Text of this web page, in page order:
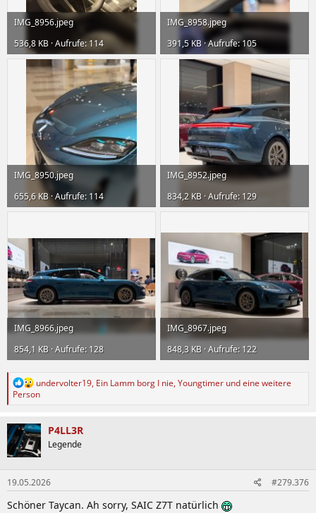
IMG_8956.jpeg
536,8 KB · Aufrufe: 114
IMG_8958.jpeg
391,5 KB · Aufrufe: 105
IMG_8950.jpeg
655,6 KB · Aufrufe: 114
IMG_8952.jpeg
834,2 KB · Aufrufe: 129
IMG_8966.jpeg
854,1 KB · Aufrufe: 128
IMG_8967.jpeg
848,3 KB · Aufrufe: 122
R
e
t
i
o
n
e
n
:
undervolter19, Ein Lamm borg I nie, Youngtimer und eine weitere
Person
P4LL3R
Legende
19.05.2026 #279.376
Schöner Taycan. Ah sorry, SAIC Z7T natürlich